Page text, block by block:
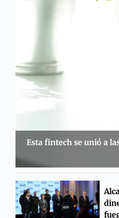
Esta fintech se unió a